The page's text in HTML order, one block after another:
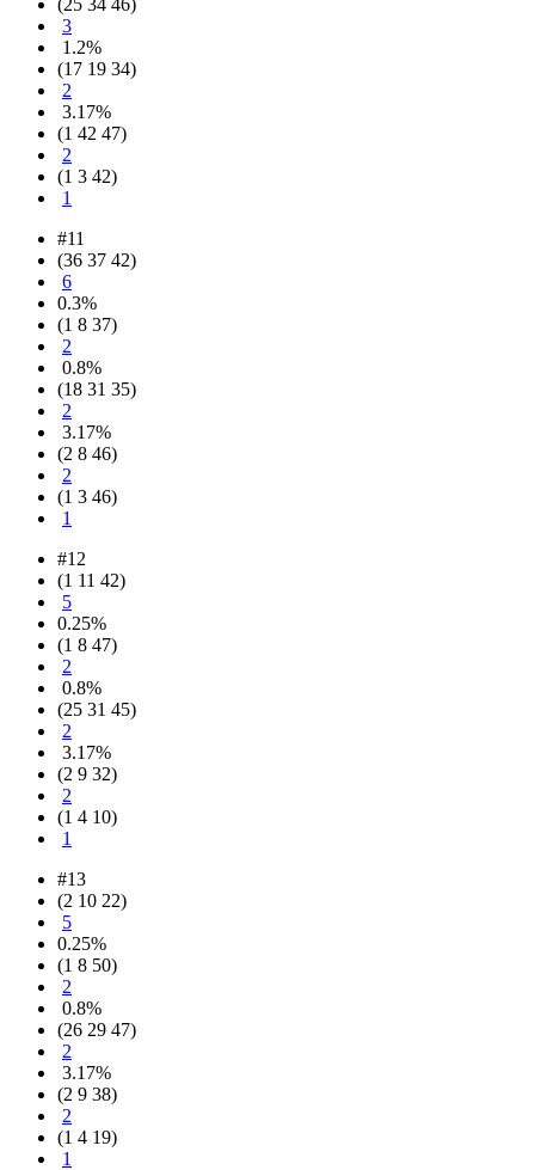
3
1.2%
(17 19 34)
2
3.17%
(1 42 47)
2
(1 3 42)
1
#11
(36 37 42)
6
0.3%
(1 8 37)
2
0.8%
(18 31 35)
2
3.17%
(2 8 46)
2
(1 3 46)
1
#12
(1 11 42)
5
0.25%
(1 8 47)
2
0.8%
(25 31 45)
2
3.17%
(2 9 32)
2
(1 4 10)
1
#13
(2 10 22)
5
0.25%
(1 8 50)
2
0.8%
(26 29 47)
2
3.17%
(2 9 38)
2
(1 4 19)
1